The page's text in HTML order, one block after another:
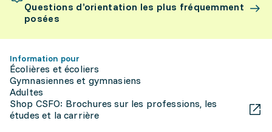
Questions d’orientation les plus fréquemment
posées
Information pour
Écolières et écoliers
Gymnasiennes et gymnasiens
Adultes
Shop CSFO: Brochures sur les professions, les
études et la carrière